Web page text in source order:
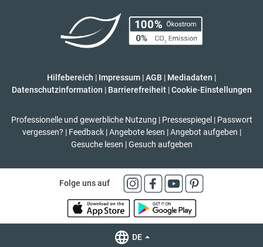
Hilfebereich | Impressum |AGB | Mediadaten |
Datenschutzinformation | Barrierefreiheit | Cookie-Einstellungen
Professionelle und gewerbliche Nutzung | Pressespiegel | Passwort
vergessen? | Feedback | Angebote lesen | Angebot aufgeben |
Gesuche lesen | Gesuch aufgeben
Folge uns auf
DE